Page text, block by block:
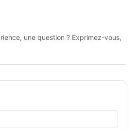
une question ? Exprimez-vous,